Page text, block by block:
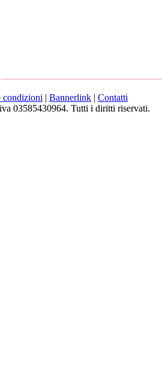
condizioni | Bannerlink | Contatti
03585430964. Tutti i diritti riservati.